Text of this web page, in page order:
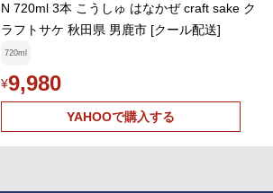
N 720ml 3本 こうしゅ はなかぜ craft sake ク
ラフトサケ 秋田県 男鹿市 [クール配送]
720ml
¥9,980
YAHOOで購入する